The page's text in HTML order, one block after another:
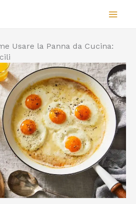
Usare la Panna da Cucina: